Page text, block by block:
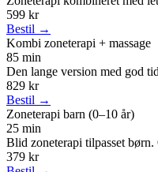
599 kr
Bestil →
Kombi zoneterapi + massage
85 min
Den lange version med god
829 kr
Bestil →
Zoneterapi barn (0–10 år)
25 min
Blid zoneterapi tilpasset
379 kr